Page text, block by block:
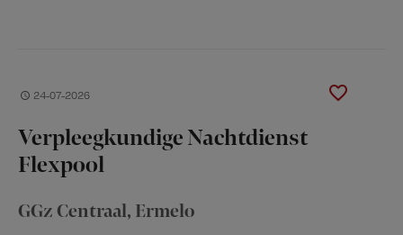
24-07-2026
Verpleegkundige Nachtdienst
Flexpool
GGz Centraal, Ermelo